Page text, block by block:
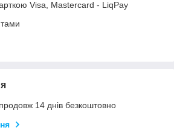
Visa, Mastercard - LiqPay
14 днів безкоштовно